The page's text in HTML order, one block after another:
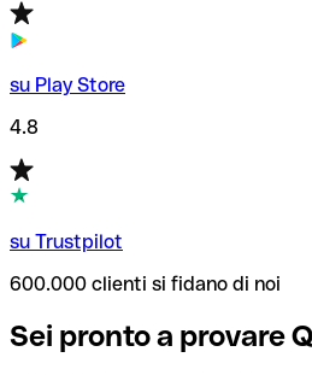
su Play Store
4.8
su Trustpilot
600.000 clienti si fidano di noi
Sei pronto a provare